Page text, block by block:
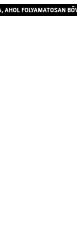
BŐVÜLŐ